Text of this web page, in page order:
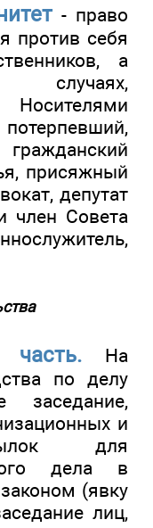
- право
против себя
а
Носителями
присяжный
депутат
член Совета
часть. На
по делу
заседание,
и
для
дела в
(явку
лиц,